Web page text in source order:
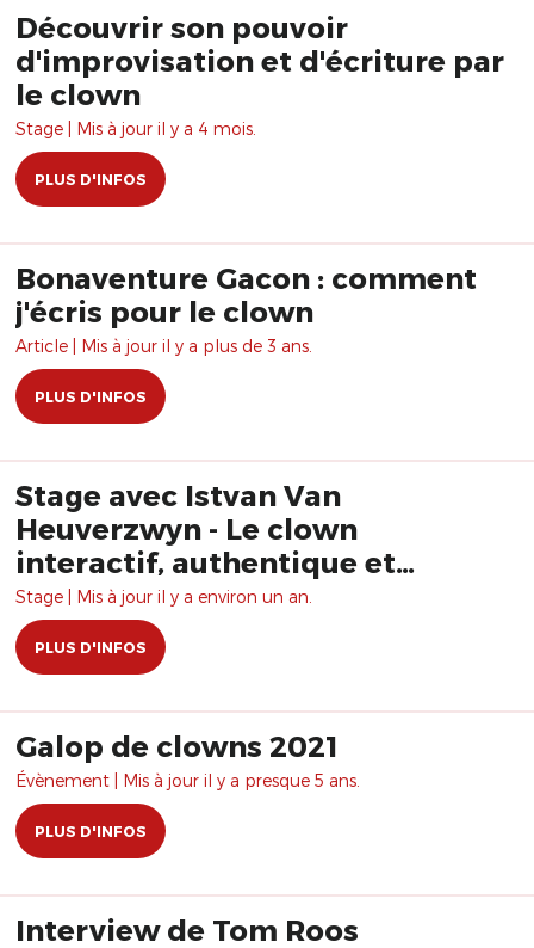
Découvrir son pouvoir
d'improvisation et d'écriture par
le clown
Stage | Mis à jour il y a 4 mois.
PLUS D'INFOS
Bonaventure Gacon : comment
j'écris pour le clown
Article | Mis à jour il y a plus de 3 ans.
PLUS D'INFOS
Stage avec Istvan Van
Heuverzwyn - Le clown
interactif, authentique et
vulnérable
Stage | Mis à jour il y a environ un an.
PLUS D'INFOS
Galop de clowns 2021
Évènement | Mis à jour il y a presque 5 ans.
PLUS D'INFOS
Interview de Tom Roos